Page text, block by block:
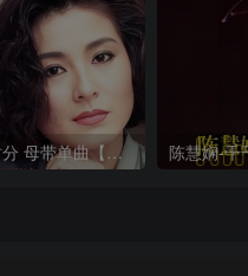
陈淑华-梦醒时分 母带单曲【试听】